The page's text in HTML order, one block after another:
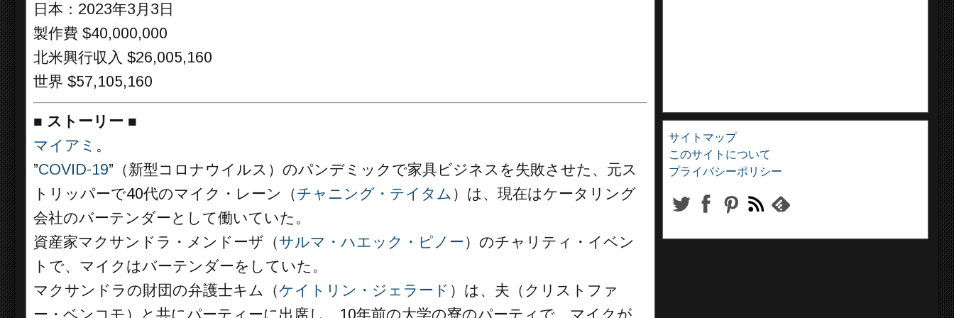
日本：2023年3月3日
製作費 $40,000,000
北米興行収入 $26,005,160
世界 $57,105,160
■ ストーリー ■
マイアミ 。
”COVID-19”（新型コロナウイルス）のパンデミックで家具ビジネスを失敗させた、元ス
トリッパーで40代のマイク・レーン（チャニング・テイタム ）は、現在はケータリング
会社のバーテンダーとして働いていた。
資産家マクサンドラ・メンドーザ（サルマ・ハエック・ピノー）のチャリティ・イベン
トで、マイクはバーテンダーをしていた。
マクサンドラの財団の弁護士キム（ケイトリン・ジェラード ）は、夫（クリストファ
ー・ベンコモ）と共にパーティーに出席し、10年前の大学の寮のパーティで、マイクが
サイトマップ
このサイトについて
プライバシーポリシー